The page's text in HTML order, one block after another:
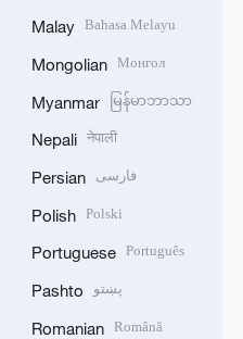
Malay Bahasa Melayu
Mongolian Монгол
Myanmar မြန်မာဘာသာ
Nepali नेपाली
Persian فارسی
Polish Polski
Portuguese Português
Pashto پښتو
Romanian Română